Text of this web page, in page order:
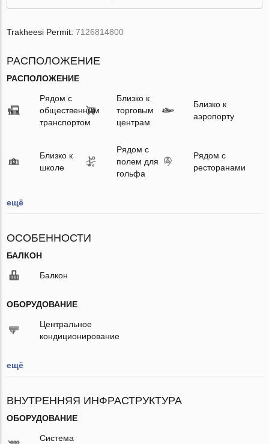
Trakheesi Permit:7126814800
РАСПОЛОЖЕНИЕ
РАСПОЛОЖЕНИЕ
Рядом с
общественным
транспортом
Близко к
торговым
центрам
Близко к
аэропорту
Близко к
школе
Рядом с
полем для
гольфа
Рядом с
ресторанами
ещё
ОСОБЕННОСТИ
БАЛКОН
Балкон
ОБОРУДОВАНИЕ
Центральное
кондиционирование
ещё
ВНУТРЕННЯЯ ИНФРАСТРУКТУРА
ОБОРУДОВАНИЕ
Система